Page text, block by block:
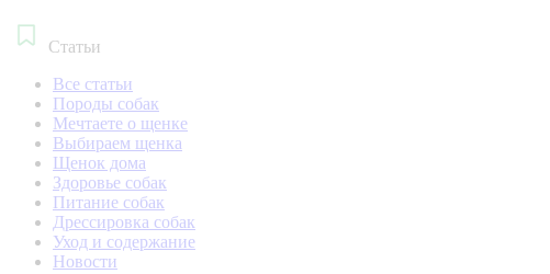
Статьи
Все статьи
Породы собак
Мечтаете о щенке
Выбираем щенка
Щенок дома
Здоровье собак
Питание собак
Дрессировка собак
Уход и содержание
Новости